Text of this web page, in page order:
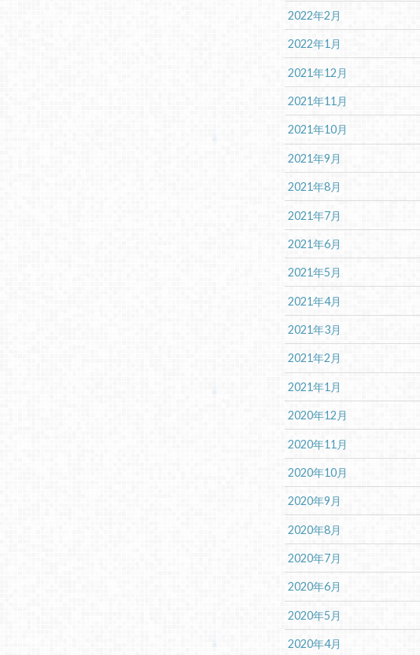
2022年2月
2022年1月
2021年12月
2021年11月
2021年10月
2021年9月
2021年8月
2021年7月
2021年6月
2021年5月
2021年4月
2021年3月
2021年2月
2021年1月
2020年12月
2020年11月
2020年10月
2020年9月
2020年8月
2020年7月
2020年6月
2020年5月
2020年4月